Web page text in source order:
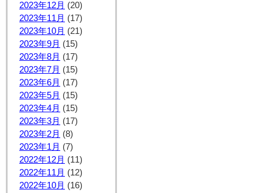
2023年12月 (20)
2023年11月 (17)
2023年10月 (21)
2023年9月 (15)
2023年8月 (17)
2023年7月 (15)
2023年6月 (17)
2023年5月 (15)
2023年4月 (15)
2023年3月 (17)
2023年2月 (8)
2023年1月 (7)
2022年12月 (11)
2022年11月 (12)
2022年10月 (16)